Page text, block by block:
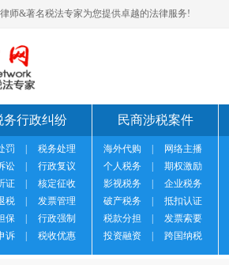
师&著名税法专家为您提供卓越的法律服务!
务行政纠纷
罚
税务处理
讼
行政复议
证
核定征收
税
发票管理
保
行政强制
诉
税收优惠
民商涉税案件
海外代购
网络主播
个人税务
期权激励
影视税务
企业税务
破产税务
抵扣认证
税款分担
发票索要
投资融资
跨国纳税